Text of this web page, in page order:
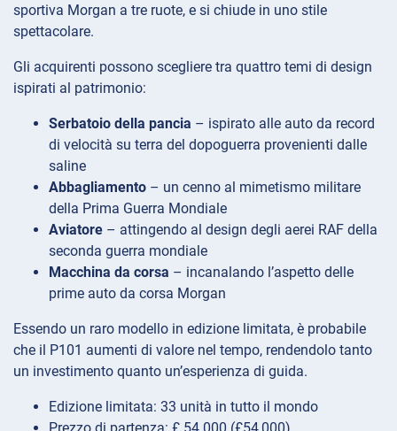
sportiva Morgan a tre ruote, e si chiude in uno stile
spettacolare.
Gli acquirenti possono scegliere tra quattro temi di design
ispirati al patrimonio:
Serbatoio della pancia – ispirato alle auto da record
di velocità su terra del dopoguerra provenienti dalle
saline
Abbagliamento – un cenno al mimetismo militare
della Prima Guerra Mondiale
Aviatore – attingendo al design degli aerei RAF della
seconda guerra mondiale
Macchina da corsa – incanalando l’aspetto delle
prime auto da corsa Morgan
Essendo un raro modello in edizione limitata, è probabile
che il P101 aumenti di valore nel tempo, rendendolo tanto
un investimento quanto un’esperienza di guida.
Edizione limitata: 33 unità in tutto il mondo